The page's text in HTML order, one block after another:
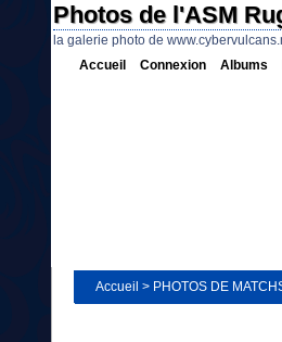
Photos de l'ASM
la galerie photo de
Accueil Connexion Albums
Accueil > PHOTOS DE